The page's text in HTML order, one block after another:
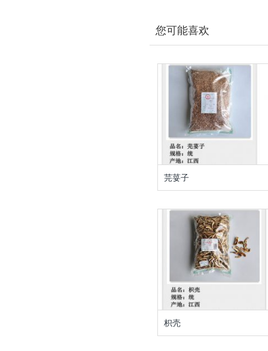
您可能喜欢
芫荽子
枳壳